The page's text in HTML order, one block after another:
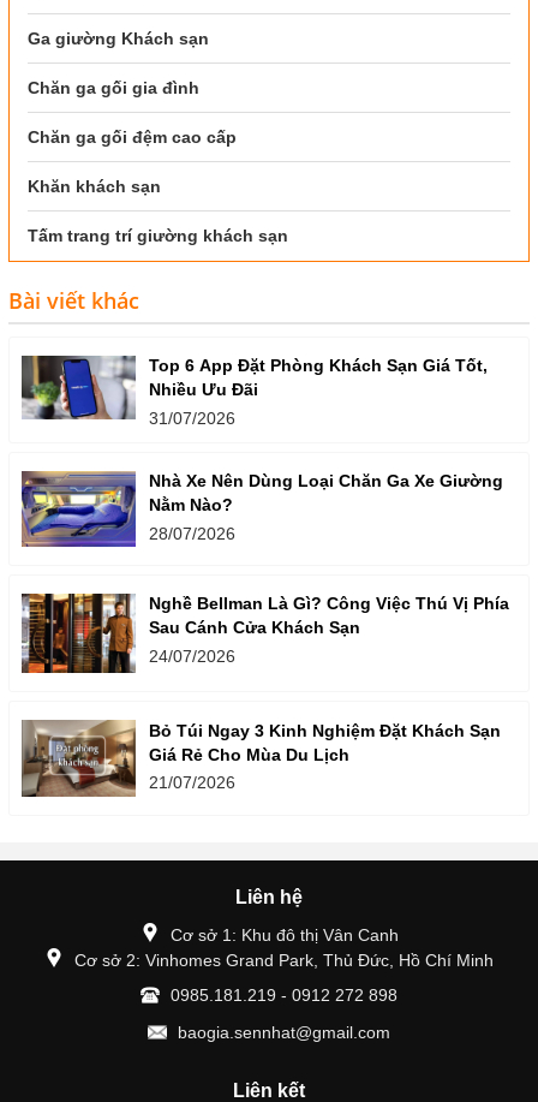
Ga giường Khách sạn
Chăn ga gối gia đình
Chăn ga gối đệm cao cấp
Khăn khách sạn
Tấm trang trí giường khách sạn
Bài viết khác
Top 6 App Đặt Phòng Khách Sạn Giá Tốt,
Nhiều Ưu Đãi
31/07/2026
Nhà Xe Nên Dùng Loại Chăn Ga Xe Giường
Nằm Nào?
28/07/2026
Nghề Bellman Là Gì? Công Việc Thú Vị Phía
Sau Cánh Cửa Khách Sạn
24/07/2026
Bỏ Túi Ngay 3 Kinh Nghiệm Đặt Khách Sạn
Giá Rẻ Cho Mùa Du Lịch
21/07/2026
Liên hệ
Cơ sở 1: Khu đô thị Vân Canh
Cơ sở 2: Vinhomes Grand Park, Thủ Đức, Hồ Chí Minh
0985.181.219 - 0912 272 898
baogia.sennhat@gmail.com
Liên kết